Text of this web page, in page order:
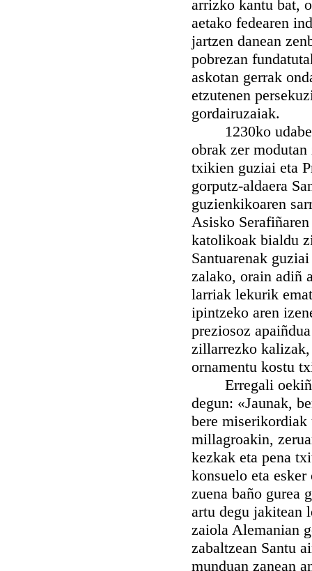
arrizko kantu bat,
aetako fedearen
jartzen danean
pobrezan
askotan gerrak
etzutenen
gordairuzaiak.
1230ko
obrak zer
txikien guziai eta
gorputz-aldaera
guzienkikoaren
Asisko
katolikoak bialdu
Santuarenak
zalako, orain adiñ
larriak lekurik
ipintzeko aren
preziosoz
zillarrezko
ornamentu kostu
Erregali oekiñ
degun: «Jaunak,
bere
millagroakin,
kezkak eta pena
konsuelo eta
zuena baño gurea
artu degu jakitean
zaiola Alemanian
zabaltzean Santu
munduan zanean